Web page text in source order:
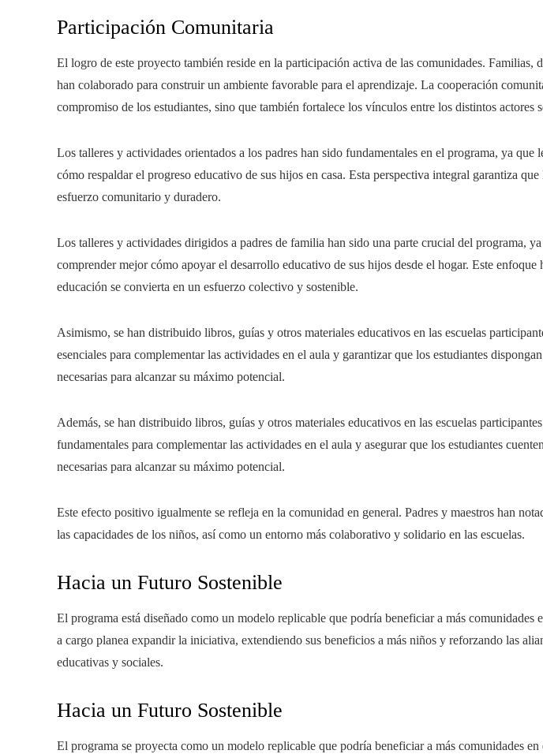
Participación Comunitaria
El logro de este proyecto también reside en la participación activa de las comunidades. Familias,
han colaborado para construir un ambiente favorable para el aprendizaje. La cooperación
compromiso de los estudiantes, sino que también fortalece los vínculos entre los distintos actores
Los talleres y actividades orientados a los padres han sido fundamentales en el programa, ya que
cómo respaldar el progreso educativo de sus hijos en casa. Esta perspectiva integral garantiza que
esfuerzo comunitario y duradero.
Los talleres y actividades dirigidos a padres de familia han sido una parte crucial del programa,
comprender mejor cómo apoyar el desarrollo educativo de sus hijos desde el hogar. Este enfoque
educación se convierta en un esfuerzo colectivo y sostenible.
Asimismo, se han distribuido libros, guías y otros materiales educativos en las escuelas
esenciales para complementar las actividades en el aula y garantizar que los estudiantes
necesarias para alcanzar su máximo potencial.
Además, se han distribuido libros, guías y otros materiales educativos en las escuelas
fundamentales para complementar las actividades en el aula y asegurar que los estudiantes
necesarias para alcanzar su máximo potencial.
Este efecto positivo igualmente se refleja en la comunidad en general. Padres y maestros han
las capacidades de los niños, así como un entorno más colaborativo y solidario en las escuelas.
Hacia un Futuro Sostenible
El programa está diseñado como un modelo replicable que podría beneficiar a más comunidades
a cargo planea expandir la iniciativa, extendiendo sus beneficios a más niños y reforzando las
educativas y sociales.
Hacia un Futuro Sostenible
El programa se proyecta como un modelo replicable que podría beneficiar a más comunidades